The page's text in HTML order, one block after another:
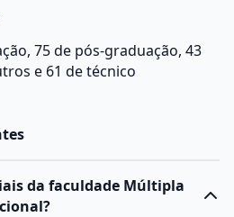
75 de pós-graduação, 43
e 61 de técnico
da faculdade Múltipla